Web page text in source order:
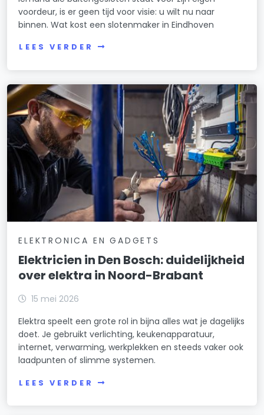
voordeur, is er geen tijd voor visie: u wilt nu naar
binnen. Wat kost een slotenmaker in Eindhoven
LEES VERDER
ELEKTRONICA EN GADGETS
Elektricien in Den Bosch: duidelijkheid
over elektra in Noord-Brabant
15 mei 2026
Elektra speelt een grote rol in bijna alles wat je dagelijks
doet. Je gebruikt verlichting, keukenapparatuur,
internet, verwarming, werkplekken en steeds vaker ook
laadpunten of slimme systemen.
LEES VERDER